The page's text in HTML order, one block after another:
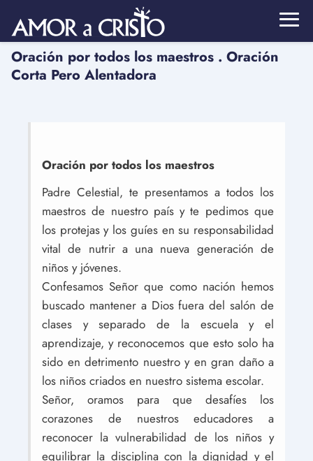
Oración por todos los maestros . Oración
Corta Pero Alentadora
Oración por todos los maestros
Padre Celestial, te presentamos a todos los
maestros de nuestro país y te pedimos que
los protejas y los guíes en su responsabilidad
vital de nutrir a una nueva generación de
niños y jóvenes.
Confesamos Señor que como nación hemos
buscado mantener a Dios fuera del salón de
clases y separado de la escuela y el
aprendizaje, y reconocemos que esto solo ha
sido en detrimento nuestro y en gran daño a
los niños criados en nuestro sistema escolar.
Señor, oramos para que desafíes los
corazones de nuestros educadores a
reconocer la vulnerabilidad de los niños y
equilibrar la disciplina con la dignidad y el